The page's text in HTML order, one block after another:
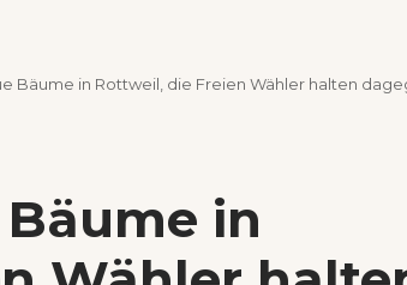
Bäume in Rottweil, die Freien Wähler halten
in